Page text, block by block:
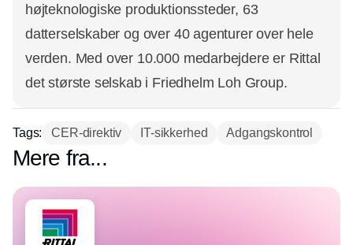
højteknologiske produktionssteder, 63
datterselskaber og over 40 agenturer over hele
verden. Med over 10.000 medarbejdere er Rittal
det største selskab i Friedhelm Loh Group.
Tags: CER-direktiv IT-sikkerhed Adgangskontrol
Mere fra...